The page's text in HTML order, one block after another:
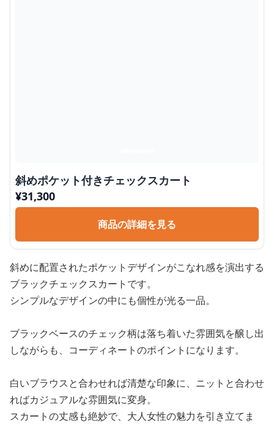
斜めポケット付きチェックスカート
¥31,300
商品の詳細を見る
斜めに配置されたポケットデザインがこなれ感を演出する
ブラックチェックスカートです。
シンプルなデザインの中にも個性が光る一品。
ブラックベースのチェック柄は落ち着いた雰囲気を醸し出
しながらも、コーディネートのポイントになります。
白いブラウスと合わせれば清楚な印象に、ニットと合わせ
ればカジュアルな雰囲気に変身。
スカートの丈感も絶妙で、大人女性の魅力を引き立てま